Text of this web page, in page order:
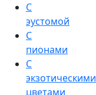
С
эустомой
С
пионами
С
экзотическими
цветами